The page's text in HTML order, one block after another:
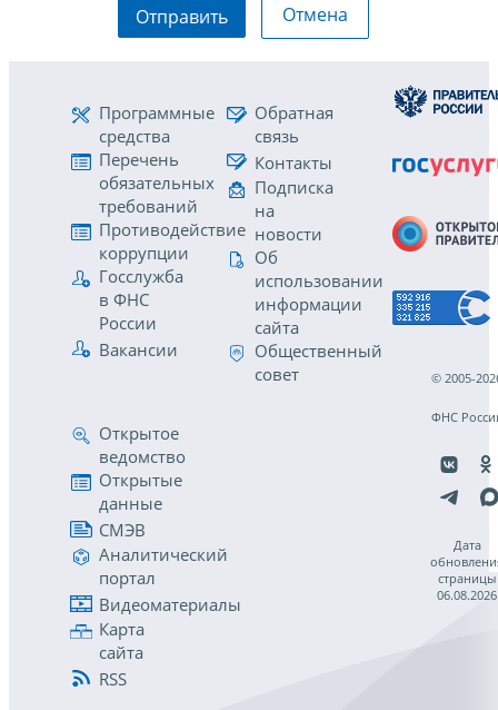
Отправить Отмена
Программные
средства
Перечень
обязательных
требований
Противодействие
коррупции
Госслужба
в ФНС
России
Вакансии
Обратная
связь
Контакты
Подписка
на
новости
Об
использовании
информации
сайта
Общественный
совет
Открытое
ведомство
Открытые
данные
СМЭВ
Аналитический
портал
Видеоматериалы
Карта
сайта
RSS
© 2005-
ФНС
Дата
страницы
06.08.2026